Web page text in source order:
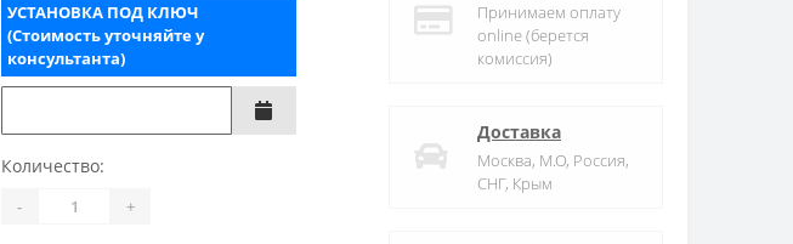
УСТАНОВКА ПОД КЛЮЧ
(Стоимость уточняйте у
консультанта)
Количество:
- +
Принимаем оплату
online (берется
комиссия)
Доставка
Москва, М.О, Россия,
СНГ, Крым